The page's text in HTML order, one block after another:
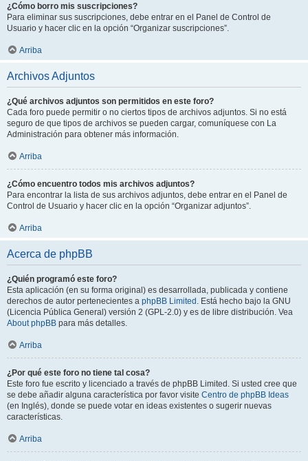
¿Cómo borro mis suscripciones?
Para eliminar sus suscripciones, debe entrar en el Panel de Control de
Usuario y hacer clic en la opción “Organizar suscripciones”.
Arriba
Archivos Adjuntos
¿Qué archivos adjuntos son permitidos en este foro?
Cada foro puede permitir o no ciertos tipos de archivos adjuntos. Si no está
seguro de que tipos de archivos se pueden cargar, comuníquese con La
Administración para obtener más información.
Arriba
¿Cómo encuentro todos mis archivos adjuntos?
Para encontrar la lista de sus archivos adjuntos, debe entrar en el Panel de
Control de Usuario y hacer clic en la opción “Organizar adjuntos”.
Arriba
Acerca de phpBB
¿Quién programó este foro?
Esta aplicación (en su forma original) es desarrollada, publicada y contiene
derechos de autor pertenecientes a phpBB Limited . Está hecho bajo la GNU
(Licencia Pública General) versión 2 (GPL-2.0) y es de libre distribución. Vea
About phpBB para más detalles.
Arriba
¿Por qué este foro no tiene tal cosa?
Este foro fue escrito y licenciado a través de phpBB Limited. Si usted cree que
se debe añadir alguna característica por favor visite Centro de phpBB Ideas
(en Inglés), donde se puede votar en ideas existentes o sugerir nuevas
características.
Arriba